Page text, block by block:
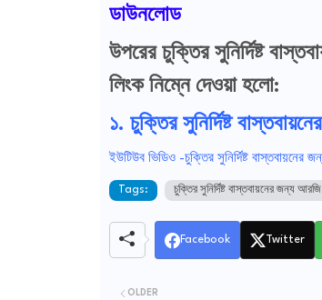
ডাউনলোড
উপরের চুক্তির সুনির্দিষ্ট
লিংক নিম্নে দেওয়া হলো:
১. চুক্তির সুনির্দিষ্ট
ইউটিউব ভিডিও -চুক্তির সুনির্দিষ্ট
Tags: চুক্তির সুনির্দিষ্ট বাস্তবায়নের জন্য আরজি
Facebook Twitter
OLDER